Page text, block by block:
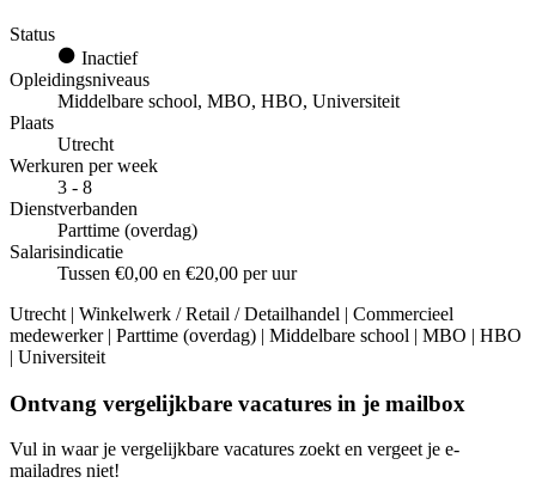
Status
Inactief
Opleidingsniveaus
Middelbare school, MBO, HBO, Universiteit
Plaats
Utrecht
Werkuren per week
3 - 8
Dienstverbanden
Parttime (overdag)
Salarisindicatie
Tussen €0,00 en €20,00 per uur
Utrecht | Winkelwerk / Retail / Detailhandel | Commercieel
medewerker | Parttime (overdag) | Middelbare school | MBO | HBO
| Universiteit
Ontvang vergelijkbare vacatures in je mailbox
Vul in waar je vergelijkbare vacatures zoekt en vergeet je e-
mailadres niet!